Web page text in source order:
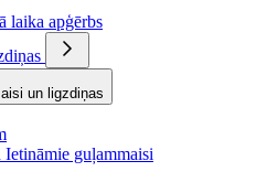
laika apģērbs
un ligzdiņas
guļammaisi